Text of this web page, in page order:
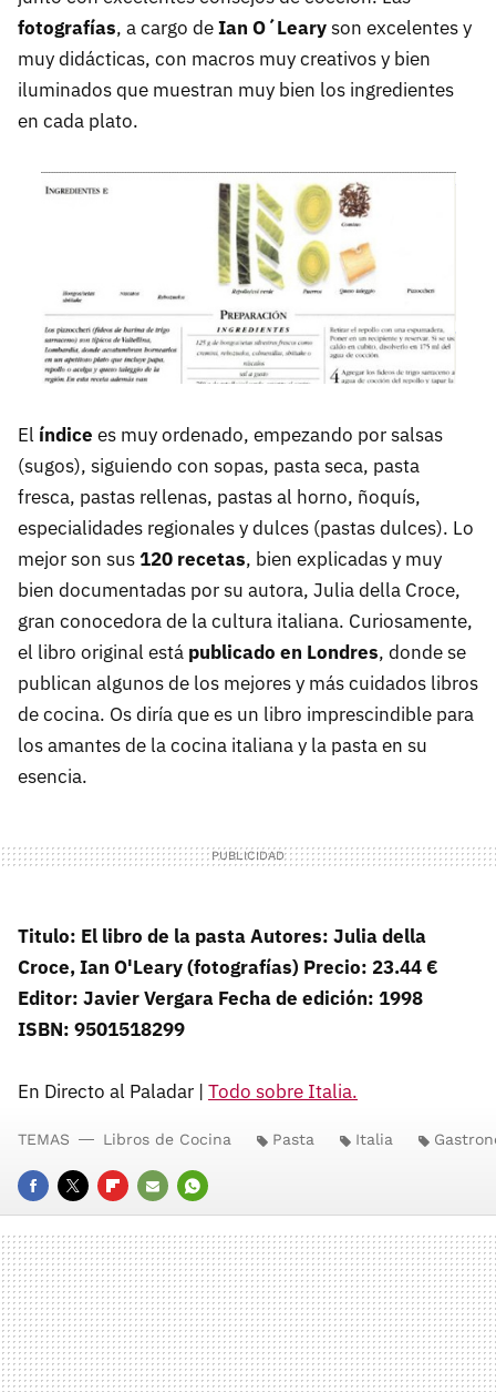
fotografías, a cargo deIan O´Learyson excelentes y
muy didácticas, con macros muy creativos y bien
iluminados que muestran muy bien los ingredientes
en cada plato.
El índice es muy ordenado, empezando por salsas
(sugos), siguiendo con sopas, pasta seca, pasta
fresca, pastas rellenas, pastas al horno, ñoquís,
especialidades regionales y dulces (pastas dulces). Lo
mejor son sus120 recetas, bien explicadas y muy
bien documentadas por su autora, Julia della Croce,
gran conocedora de la cultura italiana. Curiosamente,
el libro original está publicado en Londres, donde se
publican algunos de los mejores y más cuidados libros
de cocina. Os diría que es un libro imprescindible para
los amantes de la cocina italiana y la pasta en su
esencia.
Titulo: El libro de la pasta Autores: Julia della
Croce, Ian O'Leary (fotografías) Precio: 23.44 €
Editor: Javier Vergara Fecha de edición: 1998
ISBN: 9501518299
En Directo al Paladar | Todo sobre Italia.
FACEBOOK
TWITTERFLIPBOARD
E-
MAIL
WHATSAPP
TEMAS Libros de Cocina Pasta Italia